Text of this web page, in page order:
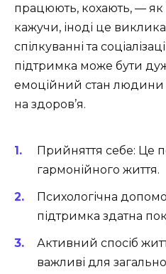
працюють, кохають, — як
кажучи, іноді це
спілкуванні та
підтримка може бути
емоційний стан
на здоров’я.
Прийняття себе: Це
гармонійного життя.
Психологічна
підтримка здатна
Активний спосіб
важливі для